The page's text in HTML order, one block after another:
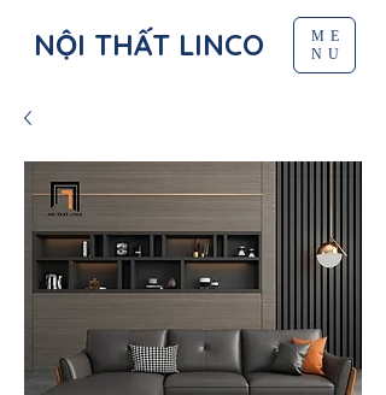
NỘI THẤT LINCO
ME
NU